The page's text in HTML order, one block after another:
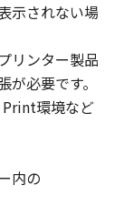
and
in
and
OR
示されない場
リンター製品
必要です。
Print環境など
内の